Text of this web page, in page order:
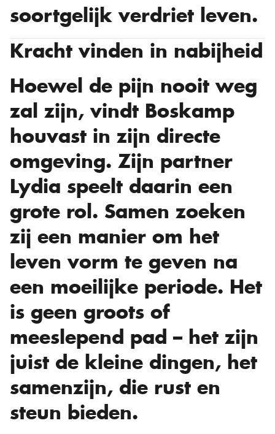
soortgelijk verdriet leven.
Kracht vinden in nabijheid
Hoewel de pijn nooit weg
zal zijn, vindt Boskamp
houvast in zijn directe
omgeving. Zijn partner
Lydia speelt daarin een
grote rol. Samen zoeken
zij een manier om het
leven vorm te geven na
een moeilijke periode. Het
is geen groots of
meeslepend pad – het zijn
juist de kleine dingen, het
samenzijn, die rust en
steun bieden.